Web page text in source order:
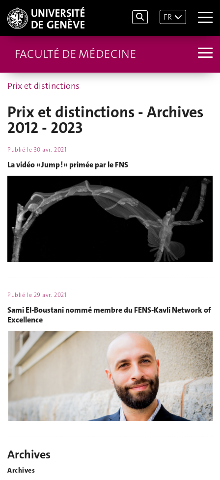
FR
FACULTÉ DE MÉDECINE
Prix et distinctions
Prix et distinctions - Archives
2012 - 2023
Publié le 30 avr. 2021
La vidéo « Jump ! » primée par le FNS
Publié le 29 avr. 2021
Sami El-Boustani nommé membre du FENS-Kavli Network of
Excellence
Archives
Archives